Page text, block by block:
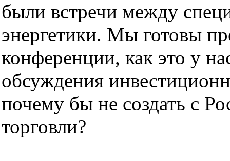
были встречи между
энергетики. Мы готовы
конференции, как это у
обсуждения
почему бы не создать с
торговли?